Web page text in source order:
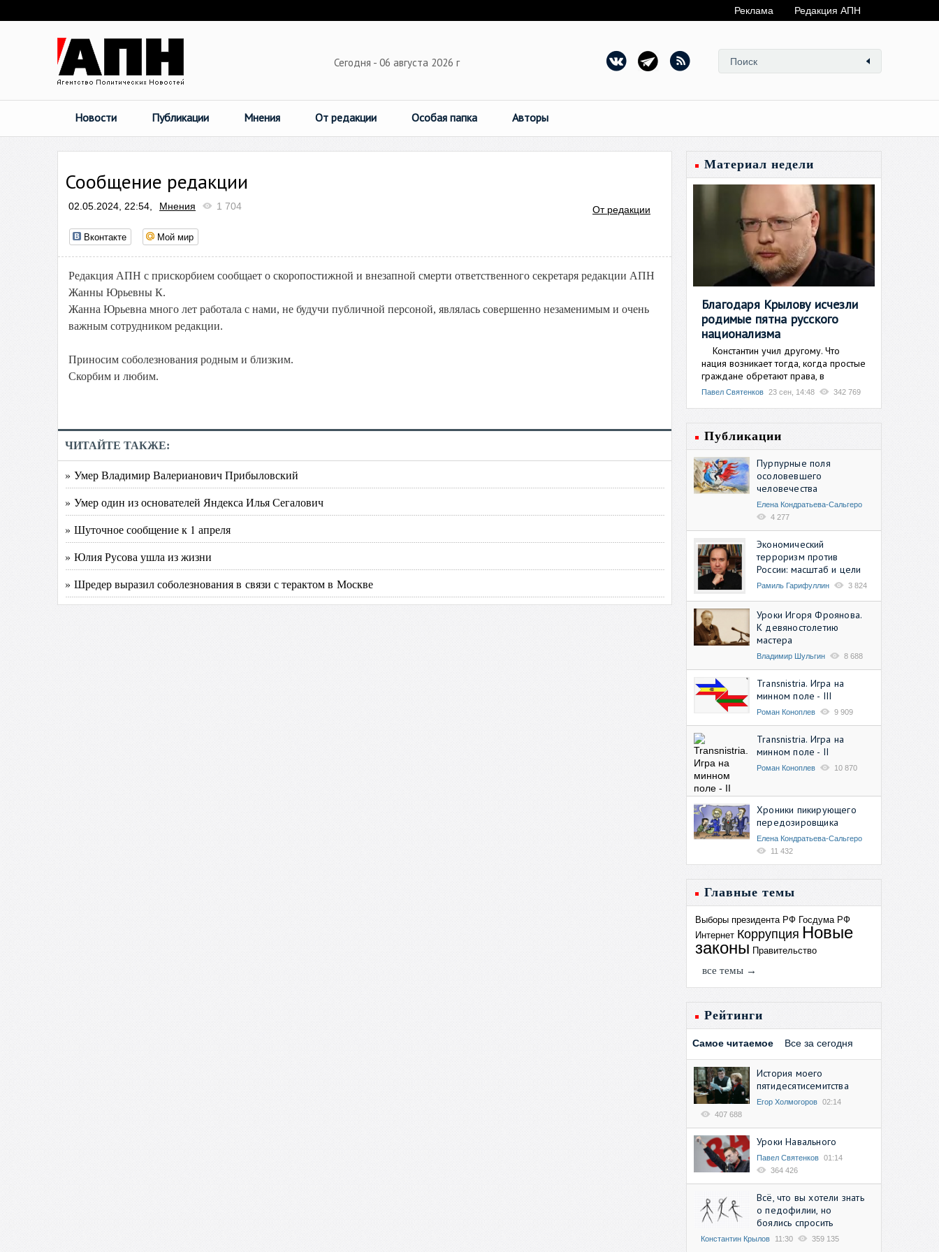
Реклама Редакция АПН
Сегодня - 06 августа 2026 г
Новости Публикации Мнения От редакции Особая папка Авторы
Сообщение редакции
02.05.2024, 22:54, Мнения 1 704 От редакции
Вконтакте Мой мир
Редакция АПН с прискорбием сообщает о скоропостижной и внезапной смерти ответственного секретаря редакции АПН
Жанны Юрьевны К.
Жанна Юрьевна много лет работала с нами, не будучи публичной персоной, являлась совершенно незаменимым и очень
важным сотрудником редакции.
Приносим соболезнования родным и близким.
Скорбим и любим.
ЧИТАЙТЕ ТАКЖЕ:
» Умер Владимир Валерианович Прибыловский
» Умер один из основателей Яндекса Илья Сегалович
» Шуточное сообщение к 1 апреля
» Юлия Русова ушла из жизни
» Шредер выразил соболезнования в связи с терактом в Москве
Материал недели
Благодаря Крылову исчезли
родимые пятна русского
национализма
Константин учил другому. Что
нация возникает тогда, когда простые
граждане обретают права, в
Павел Святенков 23 сен, 14:48 342 769
Публикации
Пурпурные поля
осоловевшего
человечества
Елена Кондратьева-Сальгеро
4 277
Экономический
терроризм против
России: масштаб и цели
Рамиль Гарифуллин 3 824
Уроки Игоря Фроянова.
К девяностолетию
мастера
Владимир Шульгин 8 688
Transnistria. Игра на
минном поле - III
Роман Коноплев 9 909
Transnistria. Игра на
минном поле - II
Роман Коноплев 10 870
Хроники пикирующего
передозировщика
Елена Кондратьева-Сальгеро
11 432
Главные темы
Выборы президента РФ Госдума РФ
Интернет Коррупция Новые
законы Правительство
все темы →
Рейтинги
Самое читаемое Все за сегодня
История моего
пятидесятисемитства
Егор Холмогоров 02:14
407 688
Уроки Навального
Павел Святенков 01:14
364 426
Всё, что вы хотели знать
о педофилии, но
боялись спросить
Константин Крылов 11:30 359 135